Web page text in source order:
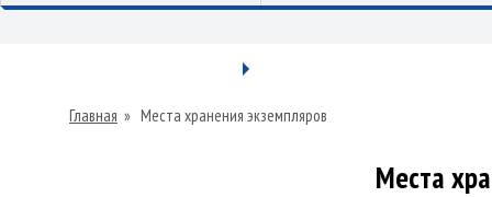
Главная » Места хранения экземпляров
Места